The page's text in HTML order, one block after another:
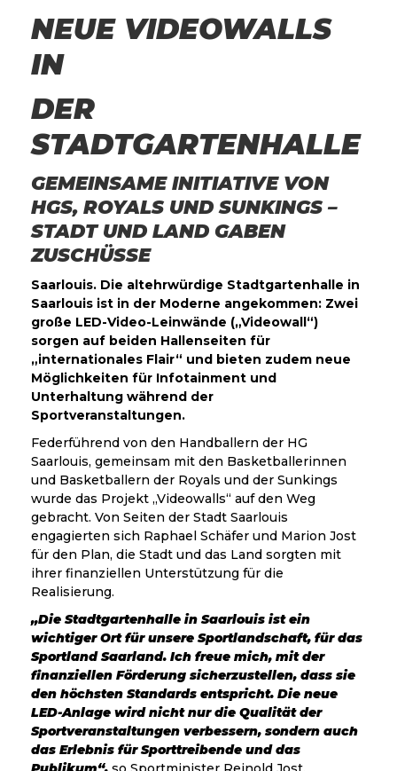
NEUE VIDEOWALLS
IN
DER
STADTGARTENHALLE
GEMEINSAME INITIATIVE VON
HGS, ROYALS UND SUNKINGS –
STADT UND LAND GABEN
ZUSCHÜSSE
Saarlouis. Die altehrwürdige Stadtgartenhalle in
Saarlouis ist in der Moderne angekommen: Zwei
große LED-Video-Leinwände („Videowall“)
sorgen auf beiden Hallenseiten für
„internationales Flair“ und bieten zudem neue
Möglichkeiten für Infotainment und
Unterhaltung während der
Sportveranstaltungen.
Federführend von den Handballern der HG
Saarlouis, gemeinsam mit den Basketballerinnen
und Basketballern der Royals und der Sunkings
wurde das Projekt „Videowalls“ auf den Weg
gebracht. Von Seiten der Stadt Saarlouis
engagierten sich Raphael Schäfer und Marion Jost
für den Plan, die Stadt und das Land sorgten mit
ihrer finanziellen Unterstützung für die
Realisierung.
„Die Stadtgartenhalle in Saarlouis ist ein
wichtiger Ort für unsere Sportlandschaft, für das
Sportland Saarland. Ich freue mich, mit der
finanziellen Förderung sicherzustellen, dass sie
den höchsten Standards entspricht. Die neue
LED-Anlage wird nicht nur die Qualität der
Sportveranstaltungen verbessern, sondern auch
das Erlebnis für Sporttreibende und das